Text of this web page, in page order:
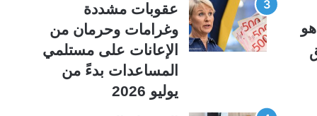
ـ هو
عقوبات مشددة
وغرامات وحرمان من
الإعانات على مستلمي
المساعدات بدءً من
يوليو 2026